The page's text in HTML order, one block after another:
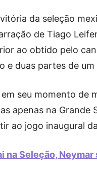
da seleção
de Tiago
ao obtido pelo
e duas partes de
seu momento de
apenas na Grande
ao jogo inaugural
na Seleção,